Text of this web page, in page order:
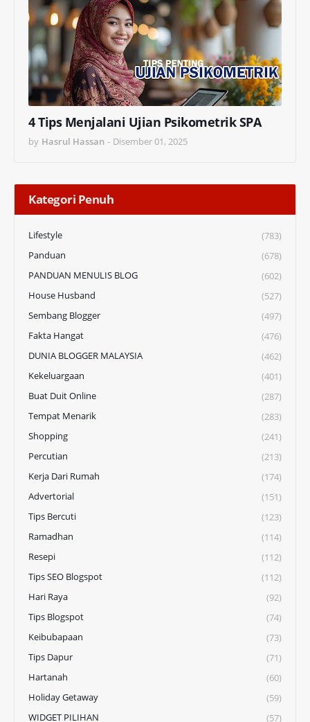
4 Tips Menjalani Ujian Psikometrik SPA
by Hasrul Hassan - Disember 01, 2025
Kategori Penuh
Lifestyle
(783)
Panduan
(678)
PANDUAN MENULIS BLOG
(602)
House Husband
(527)
Sembang Blogger
(497)
Fakta Hangat
(476)
DUNIA BLOGGER MALAYSIA
(462)
Kekeluargaan
(401)
Buat Duit Online
(287)
Tempat Menarik
(283)
Shopping
(241)
Percutian
(213)
Kerja Dari Rumah
(174)
Advertorial
(151)
Tips Bercuti
(123)
Ramadhan
(114)
Resepi
(112)
Tips SEO Blogspot
(112)
Hari Raya
(92)
Tips Blogspot
(74)
Keibubapaan
(73)
Tips Dapur
(71)
Hartanah
(60)
Holiday Getaway
(59)
WIDGET PILIHAN
(57)